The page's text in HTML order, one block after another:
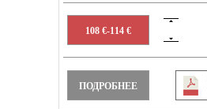
108 €-114 €
ПОДРОБНЕЕ